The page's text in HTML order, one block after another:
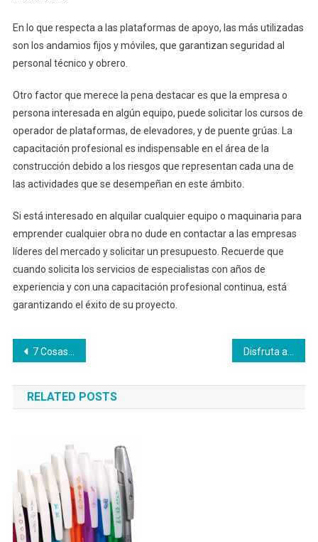
En lo que respecta a las plataformas de apoyo, las más utilizadas
son los andamios fijos y móviles, que garantizan seguridad al
personal técnico y obrero.
Otro factor que merece la pena destacar es que la empresa o
persona interesada en algún equipo, puede solicitar los cursos de
operador de plataformas, de elevadores, y de puente grúas. La
capacitación profesional es indispensable en el área de la
construcción debido a los riesgos que representan cada una de
las actividades que se desempeñan en este ámbito.
Si está interesado en alquilar cualquier equipo o maquinaria para
emprender cualquier obra no dude en contactar a las empresas
líderes del mercado y solicitar un presupuesto. Recuerde que
cuando solicita los servicios de especialistas con años de
experiencia y con una capacitación profesional continua, está
garantizando el éxito de su proyecto.
Navegación
de
entradas
7 Cosas que deberías saber antes de comprar tu moto de segunda mano
RELATED POSTS